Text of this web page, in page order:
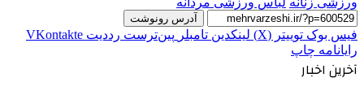
آدرس رونوشت
فیس بوک توییتر (X) لینکدین ‫تامبلر ‫پین‌ترست ‫رددیت ‫VKontakte
رایانامه چاپ
آخرین اخبار